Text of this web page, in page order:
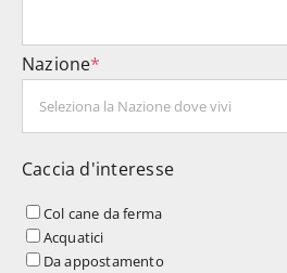
Nazione*
Caccia d'interesse
Col cane da ferma
Acquatici
Da appostamento